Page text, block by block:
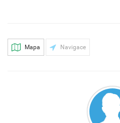
Mapa Navigace